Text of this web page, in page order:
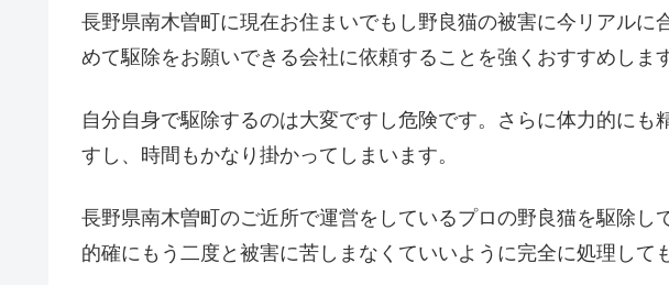
長野県南木曽町に現在お住まいでもし野良猫の被害に今リアルに
めて駆除をお願いできる会社に依頼することを強くおすすめします
自分自身で駆除するのは大変ですし危険です。さらに体力的にも
すし、時間もかなり掛かってしまいます。
長野県南木曽町のご近所で運営をしているプロの野良猫を駆除し
的確にもう二度と被害に苦しまなくていいように完全に処理して